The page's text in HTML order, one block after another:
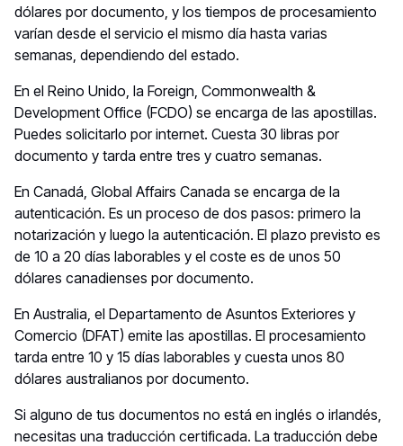
dólares por documento, y los tiempos de procesamiento
varían desde el servicio el mismo día hasta varias
semanas, dependiendo del estado.
En el Reino Unido, la Foreign, Commonwealth &
Development Office (FCDO) se encarga de las apostillas.
Puedes solicitarlo por internet. Cuesta 30 libras por
documento y tarda entre tres y cuatro semanas.
En Canadá, Global Affairs Canada se encarga de la
autenticación. Es un proceso de dos pasos: primero la
notarización y luego la autenticación. El plazo previsto es
de 10 a 20 días laborables y el coste es de unos 50
dólares canadienses por documento.
En Australia, el Departamento de Asuntos Exteriores y
Comercio (DFAT) emite las apostillas. El procesamiento
tarda entre 10 y 15 días laborables y cuesta unos 80
dólares australianos por documento.
Si alguno de tus documentos no está en inglés o irlandés,
necesitas una traducción certificada. La traducción debe